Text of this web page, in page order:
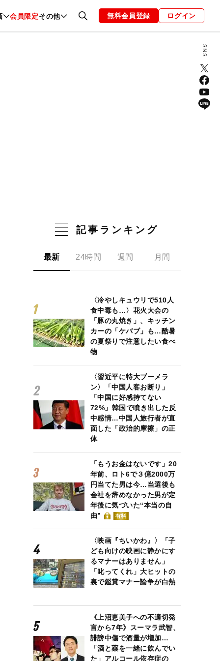
会員限定その他
ファッション 恋愛・結婚 編集部 お知らせ
無料会員登録 ログイン
記事ランキング
最新 24時間 週間 月間
〈冷やしキュウリで510人
食中毒も…〉花火大会の
「豚の丸焼き」、キッチン
カーの「ケバブ」も…酷暑
の夏祭りで注意したい食べ
物
〈習近平に特大ブーメラ
ン〉「中国人客お断り」
「中国に好感持てない
72%」韓国で噴き出した反
中感情…中国人旅行者が直
面した「政治的摩擦」の正
体
「もうお金はないです」20
年前、ロト6で３億2000万
円当てた男は今…当選後も
会社を辞めなかった男が定
年後に気づいた“本当の自
由”
有料
〈映画『ちいかわ』〉「子
ども向けの映画に静かにす
るマナーはありません」
「叱ってくれ」大ヒットの
裏で鑑賞マナー論争が白熱
《上沼恵美子への不適切発
言から7年》スーマラ武智、
誹謗中傷で酒量が増加…
「酒と薬を一緒に飲んでい
た」アルコール依存症の